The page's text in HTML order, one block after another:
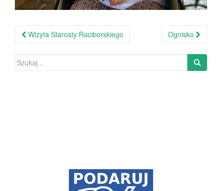
Nawigacja po wpisie
Wizyta Starosty Raciborskiego Ognisko
Szukaj: